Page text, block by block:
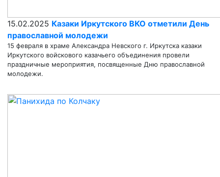
15.02.2025 Казаки Иркутского ВКО отметили День
православной молодежи
15 февраля в храме Александра Невского г. Иркутска казаки
Иркутского войскового казачьего объединения провели
праздничные мероприятия, посвященные Дню православной
молодежи.